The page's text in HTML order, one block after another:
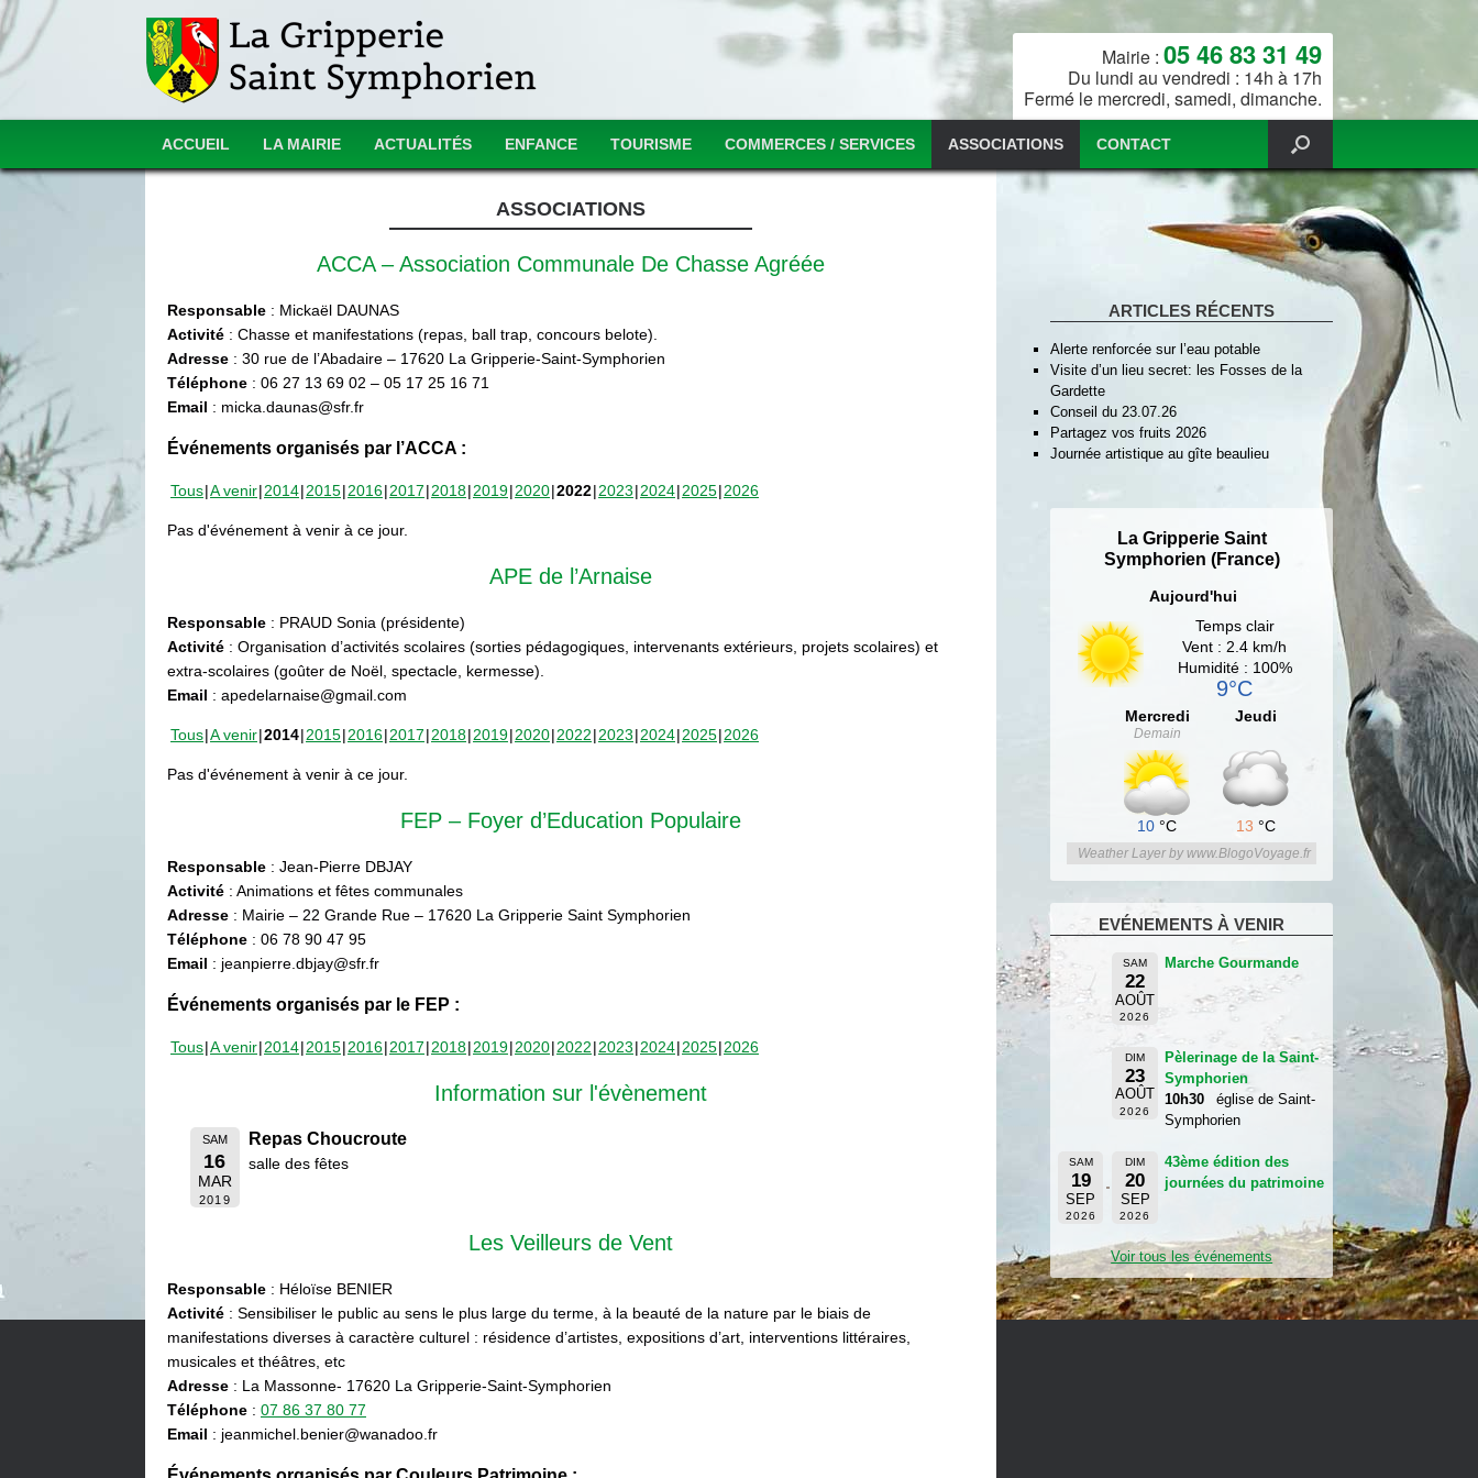
Mairie : 05 46 83 31 49
Du lundi au vendredi : 14h à 17h
Fermé le mercredi, samedi, dimanche.
ACCUEIL LA MAIRIE ACTUALITÉS ENFANCE TOURISME COMMERCES / SERVICES ASSOCIATIONS CONTACT
ASSOCIATIONS
ACCA – Association Communale De Chasse Agréée
Responsable : Mickaël DAUNAS
Activité : Chasse et manifestations (repas, ball trap, concours belote).
Adresse : 30 rue de l’Abadaire – 17620 La Gripperie-Saint-Symphorien
Téléphone : 06 27 13 69 02 – 05 17 25 16 71
Email : micka.daunas@sfr.fr
Événements organisés par l’ACCA :
Tous A venir 2014 2015 2016 2017 2018 2019 2020 2022 2023 2024 2025 2026
Pas d'événement à venir à ce jour.
APE de l’Arnaise
Responsable : PRAUD Sonia (présidente)
Activité : Organisation d’activités scolaires (sorties pédagogiques, intervenants extérieurs, projets scolaires) et
extra-scolaires (goûter de Noël, spectacle, kermesse).
Email : apedelarnaise@gmail.com
Tous A venir 2014 2015 2016 2017 2018 2019 2020 2022 2023 2024 2025 2026
Pas d'événement à venir à ce jour.
FEP – Foyer d’Education Populaire
Responsable : Jean-Pierre DBJAY
Activité : Animations et fêtes communales
Adresse : Mairie – 22 Grande Rue – 17620 La Gripperie Saint Symphorien
Téléphone : 06 78 90 47 95
Email : jeanpierre.dbjay@sfr.fr
Événements organisés par le FEP :
Tous A venir 2014 2015 2016 2017 2018 2019 2020 2022 2023 2024 2025 2026
Information sur l'évènement
SAM
16
MAR
2019
Repas Choucroute
salle des fêtes
Les Veilleurs de Vent
Responsable : Héloïse BENIER
Activité : Sensibiliser le public au sens le plus large du terme, à la beauté de la nature par le biais de
manifestations diverses à caractère culturel : résidence d’artistes, expositions d’art, interventions littéraires,
musicales et théâtres, etc
Adresse : La Massonne- 17620 La Gripperie-Saint-Symphorien
Téléphone : 07 86 37 80 77
Email : jeanmichel.benier@wanadoo.fr
ARTICLES RÉCENTS
Alerte renforcée sur l’eau potable
Visite d’un lieu secret: les Fosses de la
Gardette
Conseil du 23.07.26
Partagez vos fruits 2026
Journée artistique au gîte beaulieu
La Gripperie Saint
Symphorien (France)
Aujourd'hui
Temps clair
Vent : 2.4 km/h
Humidité : 100%
9°C
Mercredi
Demain
10 °C
Jeudi
13 °C
Weather Layer by www.BlogoVoyage.fr
EVÉNEMENTS À VENIR
SAM
22
AOÛT
2026
Marche Gourmande
DIM
23
AOÛT
2026
Pèlerinage de la Saint-
Symphorien
10h30
église de Saint-
Symphorien
SAM
19
SEP
2026
DIM
20
SEP
2026
43ème édition des
journées du patrimoine
Voir tous les événements